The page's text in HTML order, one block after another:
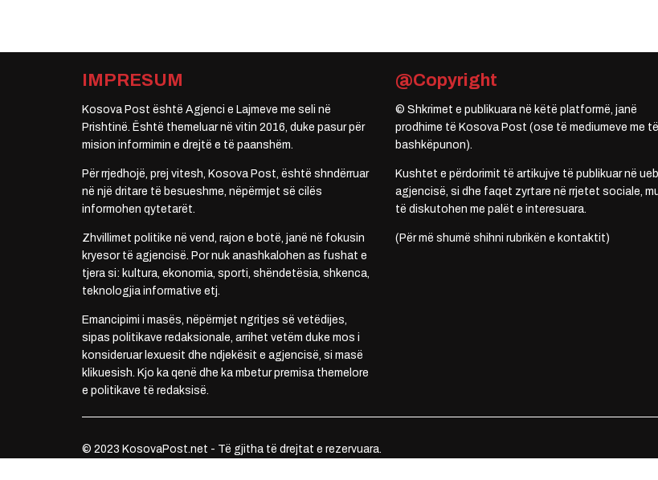
IMPRESUM
Kosova Post është Agjenci e Lajmeve me seli në
Prishtinë. Është themeluar në vitin 2016, duke pasur për
mision informimin e drejtë e të paanshëm.
Për rrjedhojë, prej vitesh, Kosova Post, është shndërruar
në një dritare të besueshme, nëpërmjet së cilës
informohen qytetarët.
Zhvillimet politike në vend, rajon e botë, janë në fokusin
kryesor të agjencisë. Por nuk anashkalohen as fushat e
tjera si: kultura, ekonomia, sporti, shëndetësia, shkenca,
teknologjia informative etj.
Emancipimi i masës, nëpërmjet ngritjes së vetëdijes,
sipas politikave redaksionale, arrihet vetëm duke mos i
konsideruar lexuesit dhe ndjekësit e agjencisë, si masë
klikuesish. Kjo ka qenë dhe ka mbetur premisa themelore
e politikave të redaksisë.
@Copyright
© Shkrimet e publikuara në këtë platformë, janë
prodhime të Kosova Post (ose të mediumeve me
bashkëpunon).
Kushtet e përdorimit të artikujve të publikuar në
agjencisë, si dhe faqet zyrtare në rrjetet sociale,
të diskutohen me palët e interesuara.
(Për më shumë shihni rubrikën e kontaktit)
© 2023 KosovaPost.net - Të gjitha të drejtat e rezervuara.